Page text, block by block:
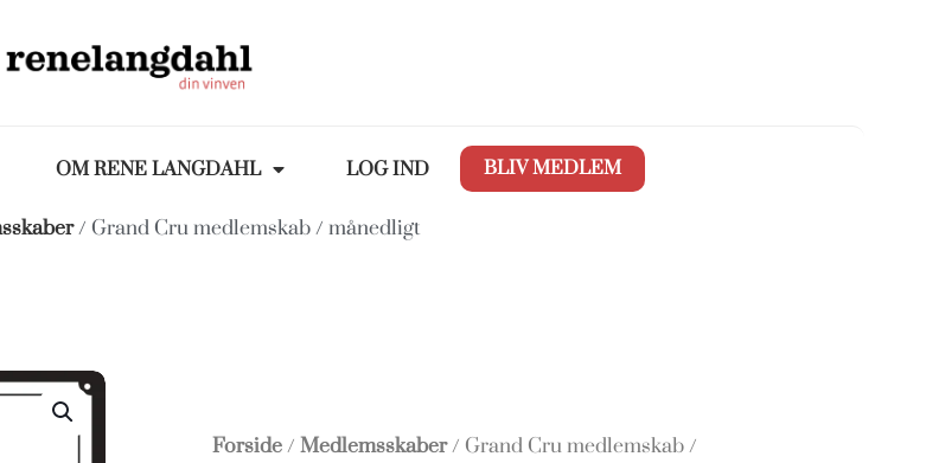
OM RENE LANGDAHL LOG IND BLIV MEDLEM
/ Grand Cru medlemskab / månedligt
Forside/ Medlemsskaber/ Grand Cru medlemskab /